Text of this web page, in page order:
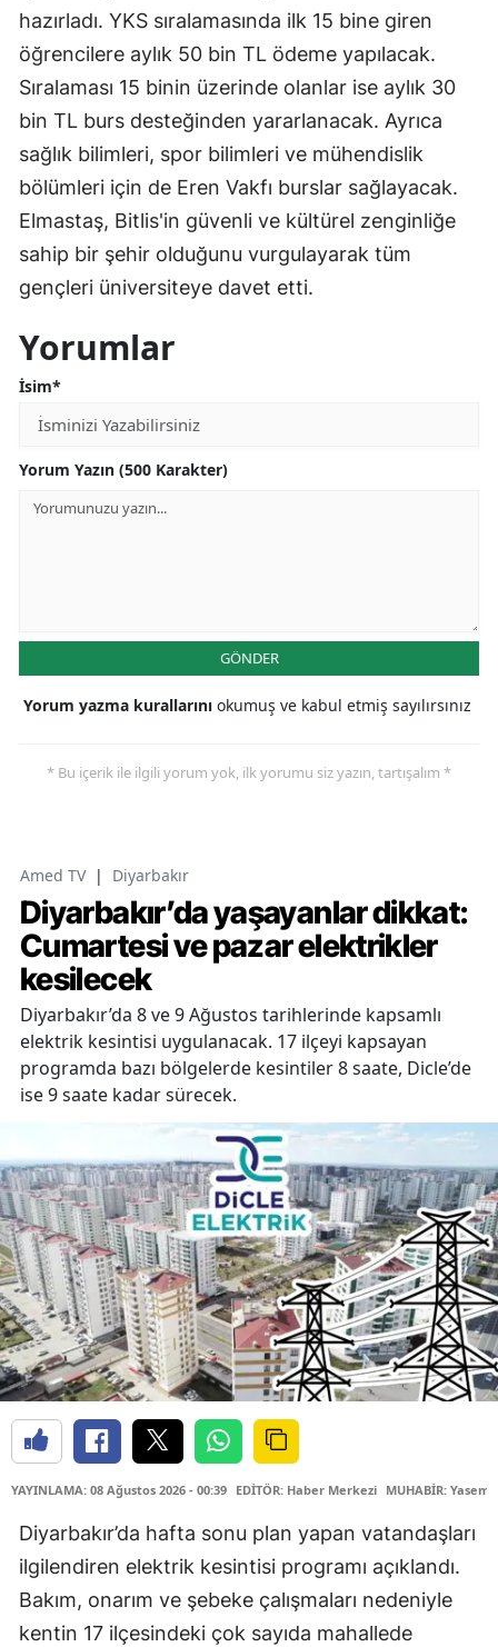
hazırladı. YKS sıralamasında ilk 15 bine giren
öğrencilere aylık 50 bin TL ödeme yapılacak.
Sıralaması 15 binin üzerinde olanlar ise aylık 30
bin TL burs desteğinden yararlanacak. Ayrıca
sağlık bilimleri, spor bilimleri ve mühendislik
bölümleri için de Eren Vakfı burslar sağlayacak.
Elmastaş, Bitlis'in güvenli ve kültürel zenginliğe
sahip bir şehir olduğunu vurgulayarak tüm
gençleri üniversiteye davet etti.
Yorumlar
İsim*
Yorum Yazın (500 Karakter)
GÖNDER
Yorum yazma kurallarını okumuş ve kabul etmiş sayılırsınız
* Bu içerik ile ilgili yorum yok, ilk yorumu siz yazın, tartışalım *
Amed TV | Diyarbakır
Diyarbakır’da yaşayanlar dikkat:
Cumartesi ve pazar elektrikler
kesilecek
Diyarbakır’da 8 ve 9 Ağustos tarihlerinde kapsamlı
elektrik kesintisi uygulanacak. 17 ilçeyi kapsayan
programda bazı bölgelerde kesintiler 8 saate, Dicle’de
ise 9 saate kadar sürecek.
YAYINLAMA: 08 Ağustos 2026 - 00:39 EDİTÖR: Haber Merkezi MUHABİR:
Diyarbakır’da hafta sonu plan yapan vatandaşları
ilgilendiren elektrik kesintisi programı açıklandı.
Bakım, onarım ve şebeke çalışmaları nedeniyle
kentin 17 ilçesindeki çok sayıda mahallede